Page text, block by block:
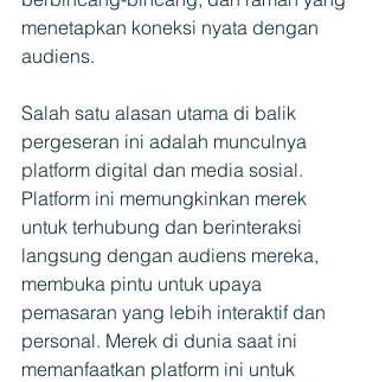
menetapkan koneksi nyata dengan
audiens.
Salah satu alasan utama di balik
pergeseran ini adalah munculnya
platform digital dan media sosial.
Platform ini memungkinkan merek
untuk terhubung dan berinteraksi
langsung dengan audiens mereka,
membuka pintu untuk upaya
pemasaran yang lebih interaktif dan
personal. Merek di dunia saat ini
memanfaatkan platform ini untuk